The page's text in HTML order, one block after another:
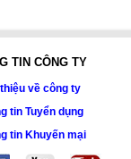
TIN CÔNG TY
về công ty
tin Tuyển dụng
tin Khuyến mại